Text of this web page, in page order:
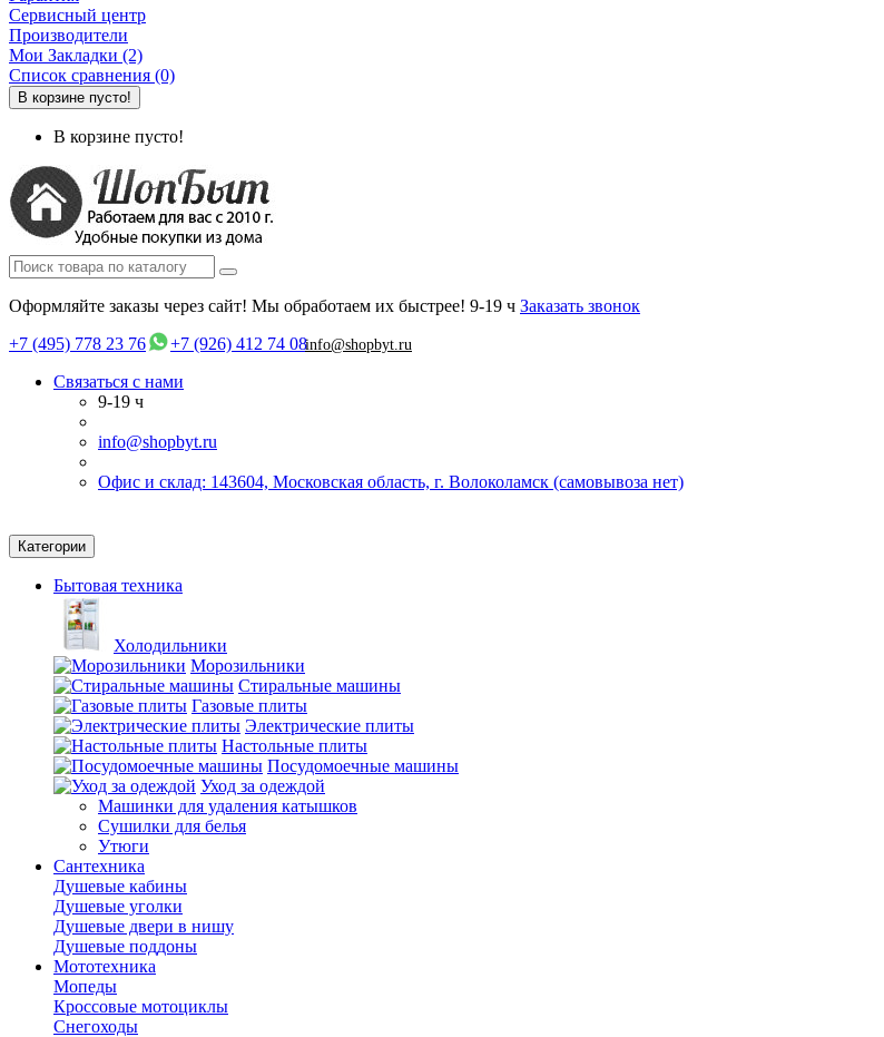
Сервисный центр
Производители
Мои Закладки (2)
Список сравнения (0)
В корзине пусто!
В корзине пусто!
Оформляйте заказы через сайт! Мы обработаем их быстрее! 9-19 ч Заказать звонок
+7 (495) 778 23 76
+7 (926) 412 74 08info@shopbyt.ru
Связаться с нами
9-19 ч
info@shopbyt.ru
Офис и склад: 143604, Московская область, г. Волоколамск (самовывоза нет)
Категории
Бытовая техника
Холодильники
Морозильники
Стиральные машины
Газовые плиты
Электрические плиты
Настольные плиты
Посудомоечные машины
Уход за одеждой
Машинки для удаления катышков
Сушилки для белья
Утюги
Сантехника
Душевые кабины
Душевые уголки
Душевые двери в нишу
Душевые поддоны
Мототехника
Мопеды
Кроссовые мотоциклы
Снегоходы